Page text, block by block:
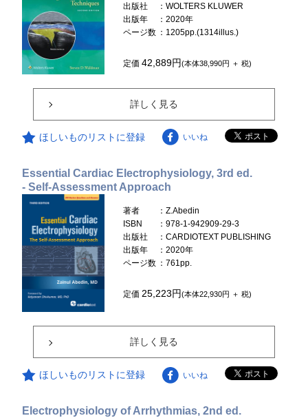
出版社
：WOLTERS KLUWER
出版年
：2020年
ページ数 ：1205pp.(1314illus.)
定価42,889円(本体38,990円 ＋ 税)
詳しく見る
ほしいものリストに登録 いいね
Essential Cardiac Electrophysiology, 3rd ed.
- Self-Assessment Approach
著者
：Z.Abedin
ISBN
：978-1-942909-29-3
出版社
：CARDIOTEXT PUBLISHING
出版年
：2020年
ページ数 ：761pp.
定価 25,223円(本体22,930円 ＋ 税)
詳しく見る
ほしいものリストに登録 いいね
Electrophysiology of Arrhythmias, 2nd ed.